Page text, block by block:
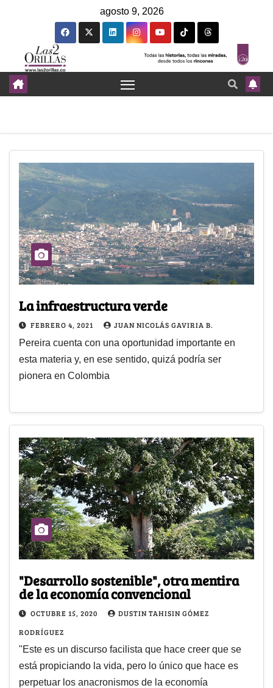
agosto 9, 2026
La infraestructura verde
FEBRERO 4, 2021 JUAN NICOLÁS GAVIRIA B.
Pereira cuenta con una oportunidad importante en
esta materia y, en ese sentido, quizá podría ser
pionera en Colombia
"Desarrollo sostenible", otra mentira
de la economía convencional
OCTUBRE 15, 2020
DUSTIN TAHISIN GÓMEZ
RODRÍGUEZ
"Este es un discurso facilista que hace creer que se
está propiciando la vida, pero lo único que hace es
perpetuar los anacronismos de la economía